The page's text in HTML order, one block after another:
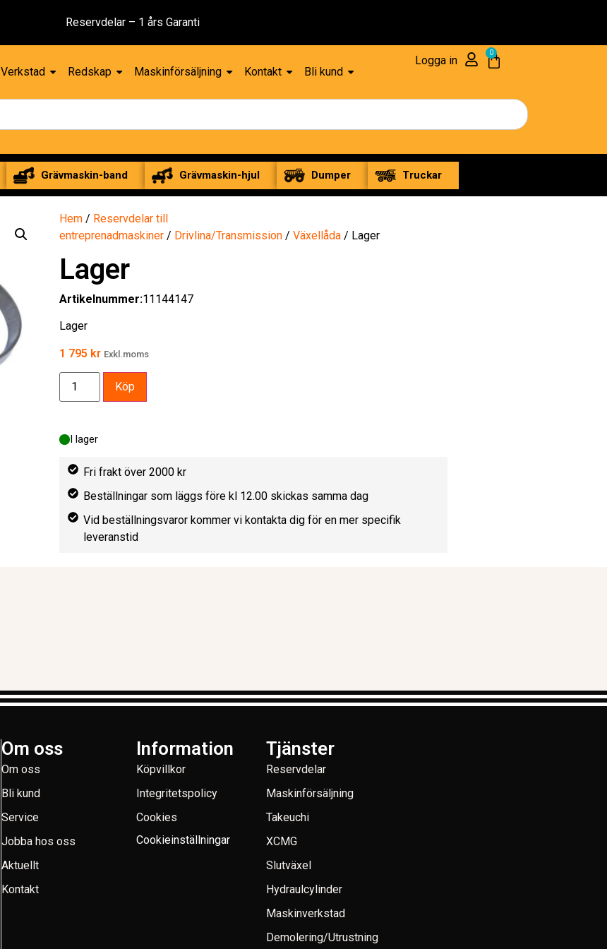
Reservdelar – 1 års Garanti
Verkstad Redskap Maskinförsäljning Kontakt Bli kund
Logga in
0
Grävmaskin-band Grävmaskin-hjul Dumper Truckar
Hem / Reservdelar till
entreprenadmaskiner / Drivlina/Transmission / Växellåda / Lager
Lager
Artikelnummer:11144147
Lager
1 795 kr Exkl.moms
I lager
Köp
Fri frakt över 2000 kr
Beställningar som läggs före kl 12.00 skickas samma dag
Vid beställningsvaror kommer vi kontakta dig för en mer specifik
leveranstid
Om oss
Om oss
Bli kund
Service
Jobba hos oss
Aktuellt
Kontakt
Information
Köpvillkor
Integritetspolicy
Cookies
Cookieinställningar
Tjänster
Reservdelar
Maskinförsäljning
Takeuchi
XCMG
Slutväxel
Hydraulcylinder
Maskinverkstad
Demolering/Utrustning